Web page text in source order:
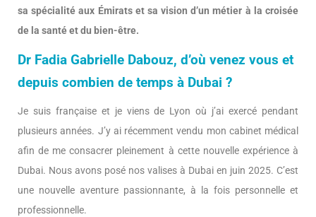
sa spécialité aux Émirats et sa vision d’un métier à la croisée
de la santé et du bien-être.
Dr Fadia Gabrielle Dabouz, d’où venez vous et
depuis combien de temps à Dubai ?
Je suis française et je viens de Lyon où j’ai exercé pendant
plusieurs années. J’y ai récemment vendu mon cabinet médical
afin de me consacrer pleinement à cette nouvelle expérience à
Dubai. Nous avons posé nos valises à Dubai en juin 2025. C’est
une nouvelle aventure passionnante, à la fois personnelle et
professionnelle.